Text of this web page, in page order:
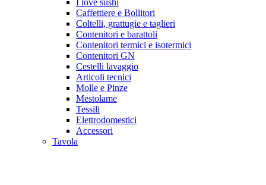
Caffettiere e Bollitori
Coltelli, grattugie e taglieri
Contenitori e barattoli
Contenitori termici e isotermici
Contenitori GN
Cestelli lavaggio
Articoli tecnici
Molle e Pinze
Mestolame
Tessili
Elettrodomestici
Accessori
Tavola